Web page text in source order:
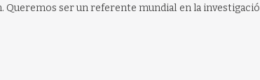
ser un referente mundial en la